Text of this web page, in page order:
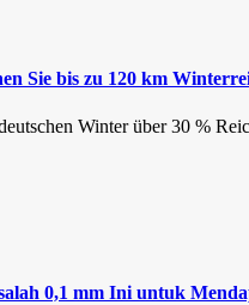
Sie bis zu 120 km
Winter über 30 %
0,1 mm Ini untuk